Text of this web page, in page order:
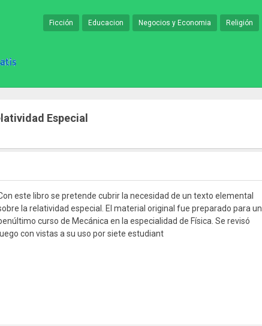
Ficción Educacion Negocios y Economia Religión
Especial
este libro se pretende cubrir la necesidad de un texto elemental
la relatividad especial. El material original fue preparado para un
curso de Mecánica en la especialidad de Física. Se revisó
luego con vistas a su uso por siete estudiant